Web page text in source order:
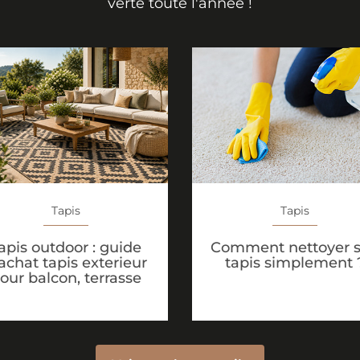
Tapis
outdoor : guide
tapis exterieur
balcon, terrasse
Tapis
Comment nettoyer
tapis simplement